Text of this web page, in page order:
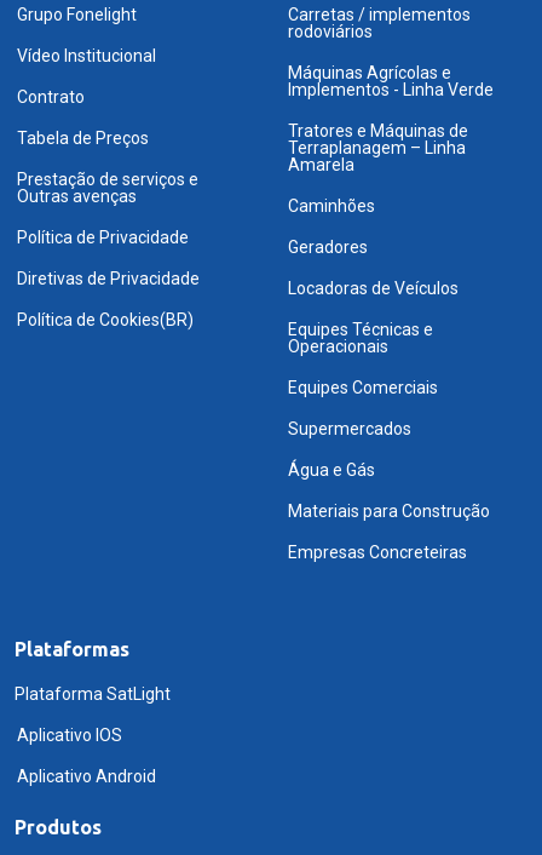
Grupo Fonelight
Vídeo Institucional
Contrato
Tabela de Preços
Prestação de serviços e
Outras avenças
Política de Privacidade
Diretivas de Privacidade
Política de Cookies(BR)
Carretas / implementos
rodoviários
Máquinas Agrícolas e
Implementos - Linha Verde
Tratores e Máquinas de
Terraplanagem – Linha
Amarela
Caminhões
Geradores
Locadoras de Veículos
Equipes Técnicas e
Operacionais
Equipes Comerciais
Supermercados
Água e Gás
Materiais para Construção
Empresas Concreteiras
Plataformas
Plataforma SatLight
Aplicativo IOS
Aplicativo Android
Produtos